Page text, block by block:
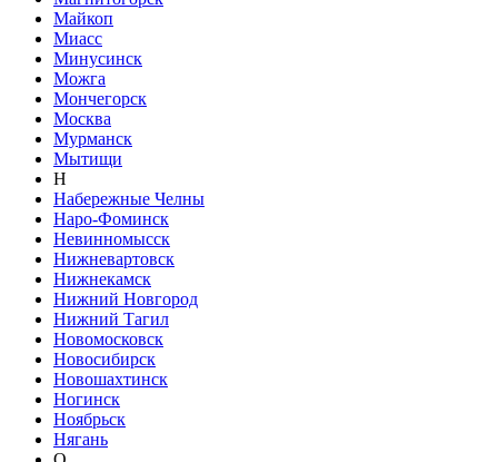
Майкоп
Миасс
Минусинск
Можга
Мончегорск
Москва
Мурманск
Мытищи
Н
Набережные Челны
Наро-Фоминск
Невинномысск
Нижневартовск
Нижнекамск
Нижний Новгород
Нижний Тагил
Новомосковск
Новосибирск
Новошахтинск
Ногинск
Ноябрьск
Нягань